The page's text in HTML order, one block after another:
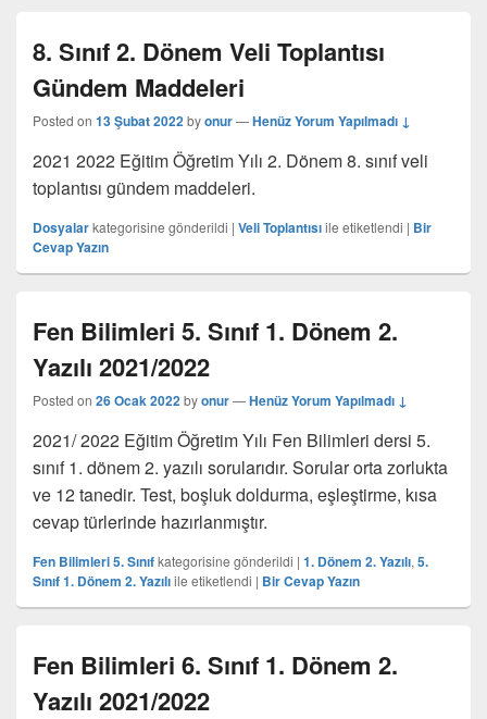
8. Sınıf 2. Dönem Veli Toplantısı
Gündem Maddeleri
Posted on 13 Şubat 2022byonur—Henüz Yorum Yapılmadı ↓
2021 2022 Eğitim Öğretim Yılı 2. Dönem 8. sınıf veli
toplantısı gündem maddeleri.
Dosyalarkategorisine gönderildi | Veli Toplantısıile etiketlendi | Bir
Cevap Yazın
Fen Bilimleri 5. Sınıf 1. Dönem 2.
Yazılı 2021/2022
Posted on 26 Ocak 2022byonur—Henüz Yorum Yapılmadı ↓
2021/ 2022 Eğitim Öğretim Yılı Fen Bilimleri dersi 5.
sınıf 1. dönem 2. yazılı sorularıdır. Sorular orta zorlukta
ve 12 tanedir. Test, boşluk doldurma, eşleştirme, kısa
cevap türlerinde hazırlanmıştır.
Fen Bilimleri 5. Sınıfkategorisine gönderildi | 1. Dönem 2. Yazılı, 5.
Sınıf 1. Dönem 2. Yazılıile etiketlendi | Bir Cevap Yazın
Fen Bilimleri 6. Sınıf 1. Dönem 2.
Yazılı 2021/2022